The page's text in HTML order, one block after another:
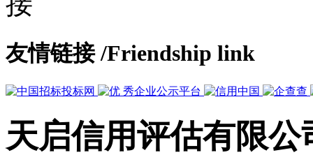
友情链接/Friendship link
天启信用评估有限公